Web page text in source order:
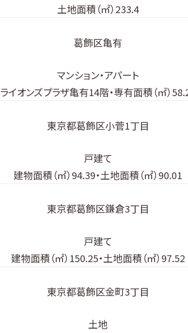
土地面積（㎡）233.4
葛飾区亀有
マンション・アパート
ライオンズプラザ亀有14階・専有面積（㎡）
東京都葛飾区小菅1丁目
戸建て
建物面積（㎡）94.39・土地面積（㎡）90.01
東京都葛飾区鎌倉3丁目
戸建て
建物面積（㎡）150.25・土地面積（㎡）97.52
東京都葛飾区金町3丁目
土地